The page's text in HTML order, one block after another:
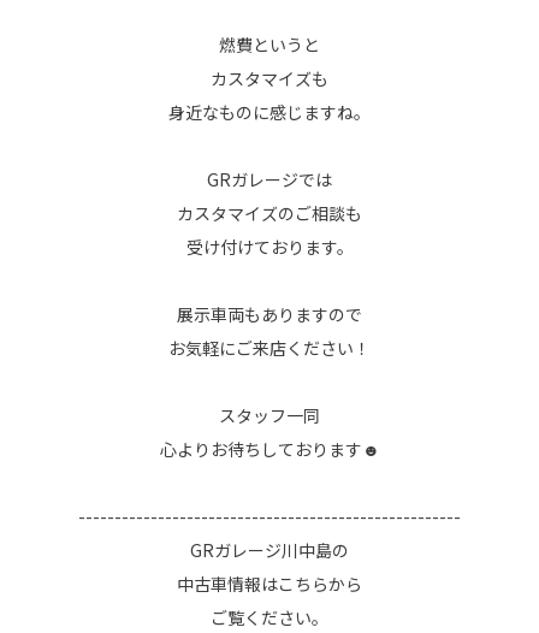
燃費というと
カスタマイズも
身近なものに感じますね。
GRガレージでは
カスタマイズのご相談も
受け付けております。
展示車両もありますので
お気軽にご来店ください！
スタッフ一同
心よりお待ちしております☻
-----------------------------------------------------
GRガレージ川中島の
中古車情報はこちらから
ご覧ください。